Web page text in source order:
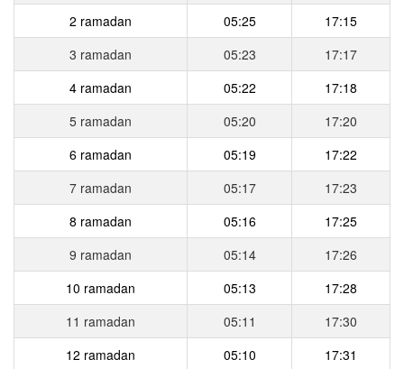
2 ramadan
05:25
17:15
3 ramadan
05:23
17:17
4 ramadan
05:22
17:18
5 ramadan
05:20
17:20
6 ramadan
05:19
17:22
7 ramadan
05:17
17:23
8 ramadan
05:16
17:25
9 ramadan
05:14
17:26
10 ramadan
05:13
17:28
11 ramadan
05:11
17:30
12 ramadan
05:10
17:31